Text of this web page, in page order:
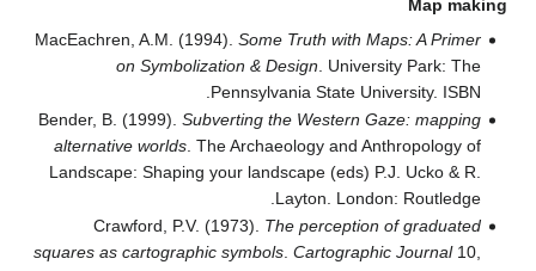
Map
MacEachren, A.M. (1994).Some Truth with Maps: A Primer
on Symbolization & Design. University Park: The
Pennsylvania State University. ISBN.
Bender, B. (1999).Subverting the Western Gaze: mapping
alternative worlds. The Archaeology and Anthropology of
Landscape: Shaping your landscape (eds) P.J. Ucko & R.
Layton. London: Routledge.
Crawford, P.V. (1973).The perception of graduated
squares as cartographic symbols.Cartographic Journal